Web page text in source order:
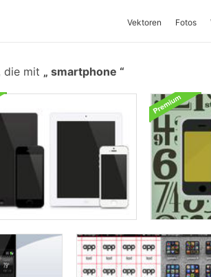
Vektoren Fotos
die mit smartphone